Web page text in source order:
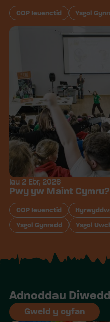
COP Ieuenctid Ysgol
Iau 2 Ebr, 2026
Pwy yw Maint Cymru?
COP Ieuenctid
Ysgol Gynradd Ysgol
Adnoddau
Gweld y cyfan